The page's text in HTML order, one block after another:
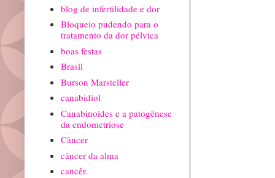
blog de infertilidade e dor
Bloqueio pudendo para o
tratamento da dor pélvica
boas festas
Brasil
Burson Marsteller
canabidiol
Canabinoides e a patogênese
da endometriose
Câncer
câncer da alma
cancêr.